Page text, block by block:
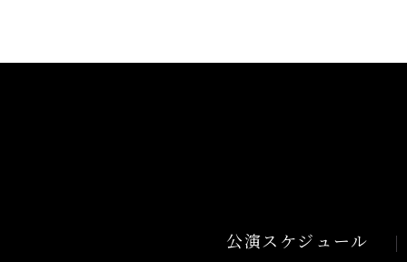
公演スケジュール